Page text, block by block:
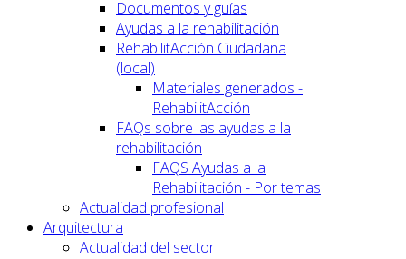
Documentos y guías
Ayudas a la rehabilitación
RehabilitAcción Ciudadana
(local)
Materiales generados -
RehabilitAcción
FAQs sobre las ayudas a la
rehabilitación
FAQS Ayudas a la
Rehabilitación - Por temas
Actualidad profesional
Arquitectura
Actualidad del sector